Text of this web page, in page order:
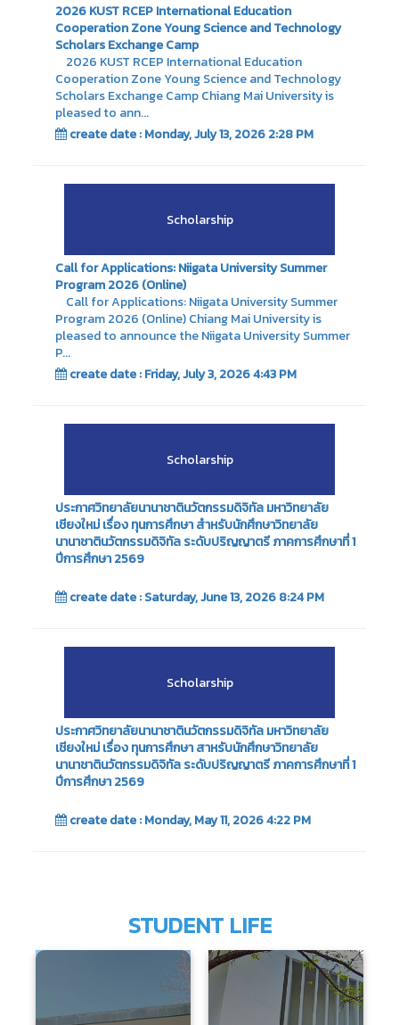
2026 KUST RCEP International Education
Cooperation Zone Young Science and Technology
Scholars Exchange Camp
2026 KUST RCEP International Education
Cooperation Zone Young Science and Technology
Scholars Exchange Camp Chiang Mai University is
pleased to ann...
create date : Monday, July 13, 2026 2:28 PM
Scholarship
Call for Applications: Niigata University Summer
Program 2026 (Online)
Call for Applications: Niigata University Summer
Program 2026 (Online) Chiang Mai University is
pleased to announce the Niigata University Summer
P...
create date : Friday, July 3, 2026 4:43 PM
Scholarship
ประกาศวิทยาลัยนานาชาตินวัตกรรมดิจิทัล มหาวิทยาลัย
เชียงใหม่ เรื่อง ทุนการศึกษา สำหรับนักศึกษาวิทยาลัย
นานาชาตินวัตกรรมดิจิทัล ระดับปริญญาตรี ภาคการศึกษาที่ 1
ปีการศึกษา 2569
create date : Saturday, June 13, 2026 8:24 PM
Scholarship
ประกาศวิทยาลัยนานาชาตินวัตกรรมดิจิทัล มหาวิทยาลัย
เชียงใหม่ เรื่อง ทุนการศึกษา สาหรับนักศึกษาวิทยาลัย
นานาชาตินวัตกรรมดิจิทัล ระดับปริญญาตรี ภาคการศึกษาที่ 1
ปีการศึกษา 2569
create date : Monday, May 11, 2026 4:22 PM
STUDENT LIFE